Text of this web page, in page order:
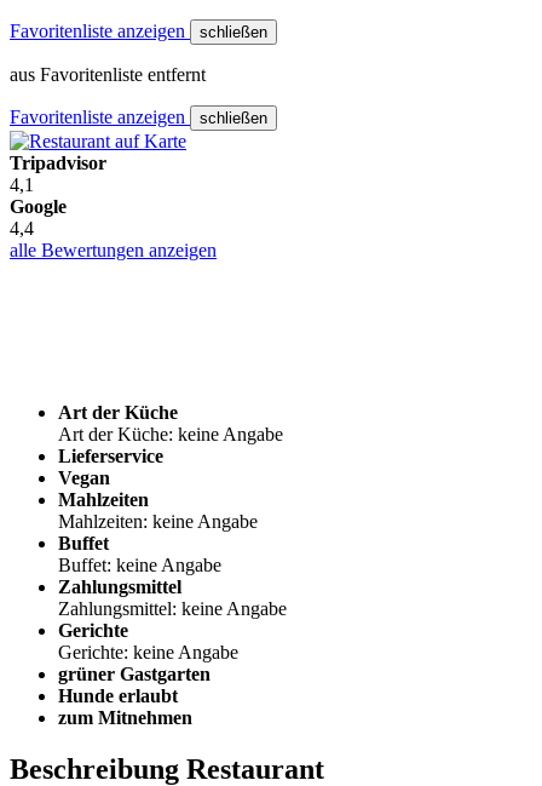
Favoritenliste anzeigen schließen
aus Favoritenliste entfernt
Favoritenliste anzeigen schließen
Tripadvisor
4,1
Google
4,4
alle Bewertungen anzeigen
Art der Küche
Art der Küche: keine Angabe
Lieferservice
Vegan
Mahlzeiten
Mahlzeiten: keine Angabe
Buffet
Buffet: keine Angabe
Zahlungsmittel
Zahlungsmittel: keine Angabe
Gerichte
Gerichte: keine Angabe
grüner Gastgarten
Hunde erlaubt
zum Mitnehmen
Beschreibung Restaurant